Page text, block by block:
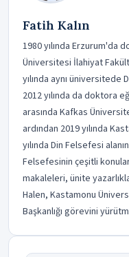
Fatih Kalın
1980 yılında Erzurum'da
Üniversitesi İlahiyat
yılında aynı üniversitede
2012 yılında da doktora
arasında Kafkas
ardından 2019 yılında
yılında Din Felsefesi
Felsefesinin çeşitli
makaleleri, ünite
Halen, Kastamonu
Başkanlığı görevini